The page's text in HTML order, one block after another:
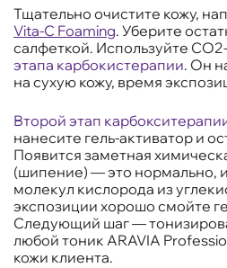
Тщательно очистите кожу,
Vita-C Foaming. Уберите
салфеткой. Используйте
этапа карбокистерапии. Он
на сухую кожу, время
Второй этап
нанесите гель-активатор и
Появится заметная
(шипение) — это нормально,
молекул кислорода из
экспозиции хорошо смойте
Следующий шаг —
любой тоник ARAVIA
кожи клиента.